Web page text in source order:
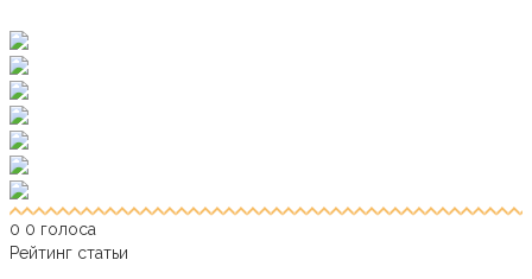
0 0 голоса
Рейтинг статьи